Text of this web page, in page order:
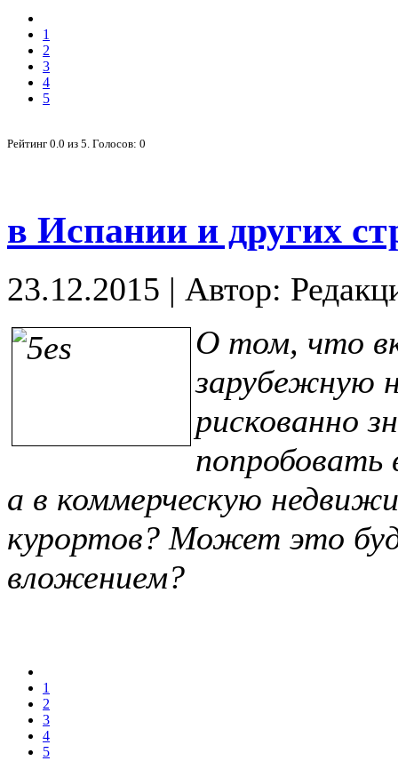
1
2
3
4
5
Рейтинг 0.0 из 5. Голосов: 0
в Испании и других
23.12.2015 | Автор:
О том, что
зарубежную
рискованно
а в коммерческую
курортов? Может это
вложением?
1
2
3
4
5